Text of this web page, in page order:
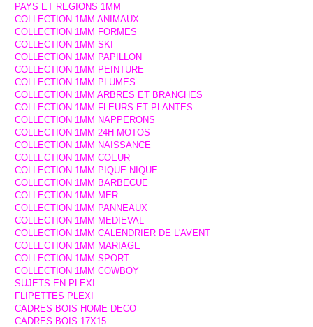
PAYS ET REGIONS 1MM
COLLECTION 1MM ANIMAUX
COLLECTION 1MM FORMES
COLLECTION 1MM SKI
COLLECTION 1MM PAPILLON
COLLECTION 1MM PEINTURE
COLLECTION 1MM PLUMES
COLLECTION 1MM ARBRES ET BRANCHES
COLLECTION 1MM FLEURS ET PLANTES
COLLECTION 1MM NAPPERONS
COLLECTION 1MM 24H MOTOS
COLLECTION 1MM NAISSANCE
COLLECTION 1MM COEUR
COLLECTION 1MM PIQUE NIQUE
COLLECTION 1MM BARBECUE
COLLECTION 1MM MER
COLLECTION 1MM PANNEAUX
COLLECTION 1MM MEDIEVAL
COLLECTION 1MM CALENDRIER DE L'AVENT
COLLECTION 1MM MARIAGE
COLLECTION 1MM SPORT
COLLECTION 1MM COWBOY
SUJETS EN PLEXI
FLIPETTES PLEXI
CADRES BOIS HOME DECO
CADRES BOIS 17X15